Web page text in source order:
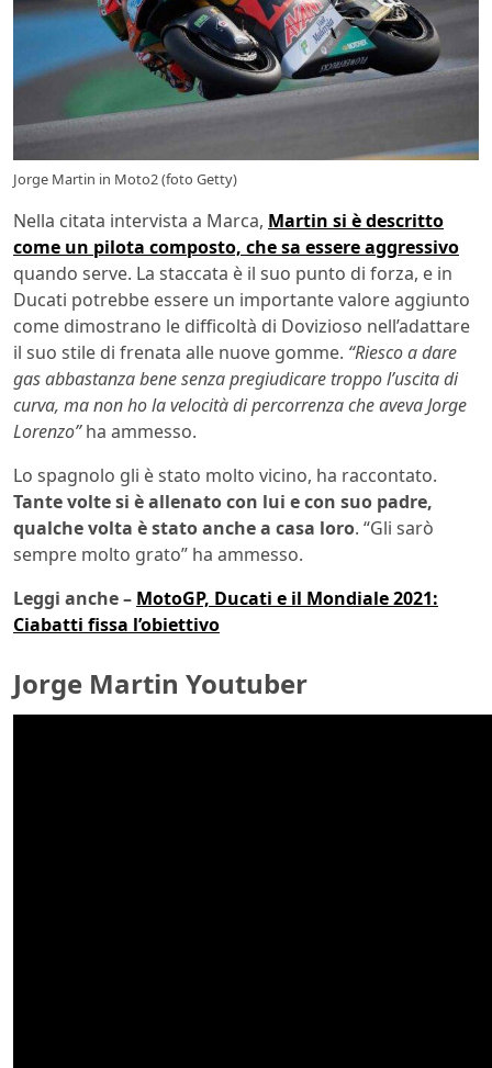
Jorge Martin in Moto2 (foto Getty)
Nella citata intervista a Marca, Martin si è descritto
come un pilota composto, che sa essere aggressivo
quando serve. La staccata è il suo punto di forza, e in
Ducati potrebbe essere un importante valore aggiunto
come dimostrano le difficoltà di Dovizioso nell’adattare
il suo stile di frenata alle nuove gomme. “Riesco a dare
gas abbastanza bene senza pregiudicare troppo l’uscita di
curva, ma non ho la velocità di percorrenza che aveva Jorge
Lorenzo”ha ammesso.
Lo spagnolo gli è stato molto vicino, ha raccontato.
Tante volte si è allenato con lui e con suo padre,
qualche volta è stato anche a casa loro. “Gli sarò
sempre molto grato” ha ammesso.
Leggi anche – MotoGP, Ducati e il Mondiale 2021:
Ciabatti fissa l’obiettivo
Jorge Martin Youtuber